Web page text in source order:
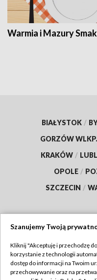
Warmia i Mazury
BIAŁYSTOK /
GORZÓW WLKP.
KRAKÓW /
OPOLE /
SZCZECIN /
Abonament TVP
Szanujemy Twoją
Kliknij "Akceptuję i przechodzę
korzystanie z technologii
dostęp do informacji na Twoim
przechowywanie oraz na